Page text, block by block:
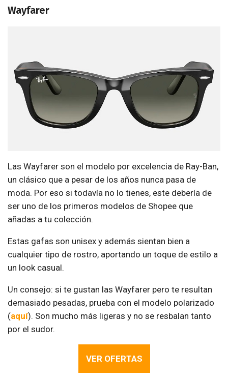
Wayfarer
Las Wayfarer son el modelo por excelencia de Ray-Ban,
un clásico que a pesar de los años nunca pasa de
moda. Por eso si todavía no lo tienes, este debería de
ser uno de los primeros modelos de Shopee que
añadas a tu colección.
Estas gafas son unisex y además sientan bien a
cualquier tipo de rostro, aportando un toque de estilo a
un look casual.
Un consejo: si te gustan las Wayfarer pero te resultan
demasiado pesadas, prueba con el modelo polarizado
(aquí). Son mucho más ligeras y no se resbalan tanto
por el sudor.
VER OFERTAS